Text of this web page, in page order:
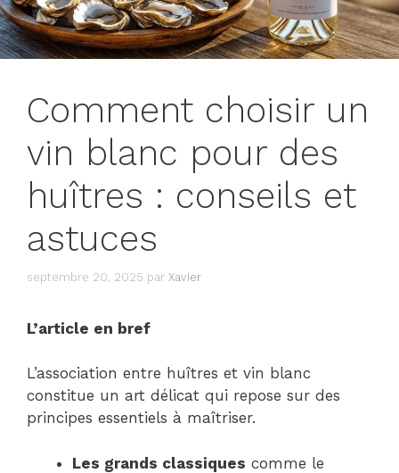
Comment choisir un
vin blanc pour des
huîtres : conseils et
astuces
septembre 20, 2025 par Xavier
L’article en bref
L’association entre huîtres et vin blanc
constitue un art délicat qui repose sur des
principes essentiels à maîtriser.
Les grands classiques comme le